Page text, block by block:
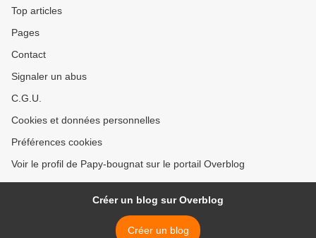
Top articles
Pages
Contact
Signaler un abus
C.G.U.
Cookies et données personnelles
Préférences cookies
Voir le profil de Papy-bougnat sur le portail Overblog
Créer un blog sur Overblog
Créer un blog